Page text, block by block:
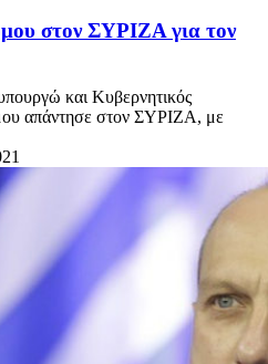
στον ΣΥΡΙΖΑ για τον
και Κυβερνητικός
απάντησε στον ΣΥΡΙΖΑ, με